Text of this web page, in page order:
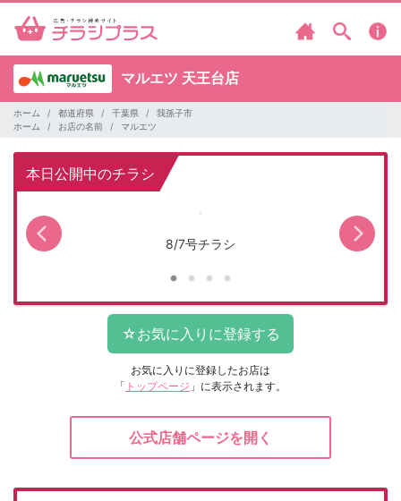
マルエツ 天王台店
ホーム 都道府県 千葉県
我孫子市
ホーム
お店の名前 マルエツ
本日公開中のチラシ
8/7号チラシ
お気に入りに登録したお店は
「 トップページ 」に表示されます。
公式店舗ページを開く